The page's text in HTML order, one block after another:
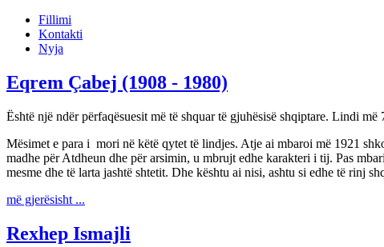
Fillimi
Kontakti
Nyja
Eqrem Çabej (1908 - 1980)
Është një ndër përfaqësuesit më të shquar të gjuhësisë shqiptare. Lindi
Mësimet e para i mori në këtë qytet të lindjes. Atje ai mbaroi më 1921
madhe për Atdheun dhe për arsimin, u mbrujt edhe karakteri i tij. Pas
mesme dhe të larta jashtë shtetit. Dhe kështu ai nisi, ashtu si edhe të rinj
më gjerësisht ...
Rexhep Ismajli